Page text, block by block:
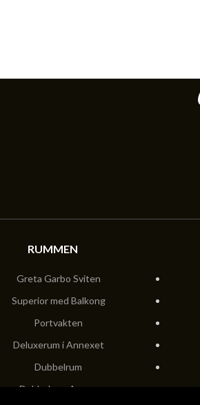
RUMMEN
Greta Garbo Sviten
Superior med Balkong
Portvakten
Deluxerum i Annexet
Dubbelrum
Dubbelrum Annex